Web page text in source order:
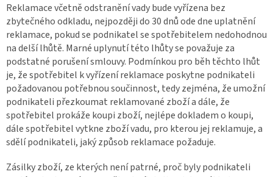
Reklamace včetně odstranění vady bude vyřízena bez
zbytečného odkladu, nejpozději do 30 dnů ode dne uplatnění
reklamace, pokud se podnikatel se spotřebitelem nedohodnou
na delší lhůtě. Marné uplynutí této lhůty se považuje za
podstatné porušení smlouvy. Podmínkou pro běh těchto lhůt
je, že spotřebitel k vyřízení reklamace poskytne podnikateli
požadovanou potřebnou součinnost, tedy zejména, že umožní
podnikateli přezkoumat reklamované zboží a dále, že
spotřebitel prokáže koupi zboží, nejlépe dokladem o koupi,
dále spotřebitel vytkne zboží vadu, pro kterou jej reklamuje, a
sdělí podnikateli, jaký způsob reklamace požaduje.
Zásilky zboží, ze kterých není patrné, proč byly podnikateli